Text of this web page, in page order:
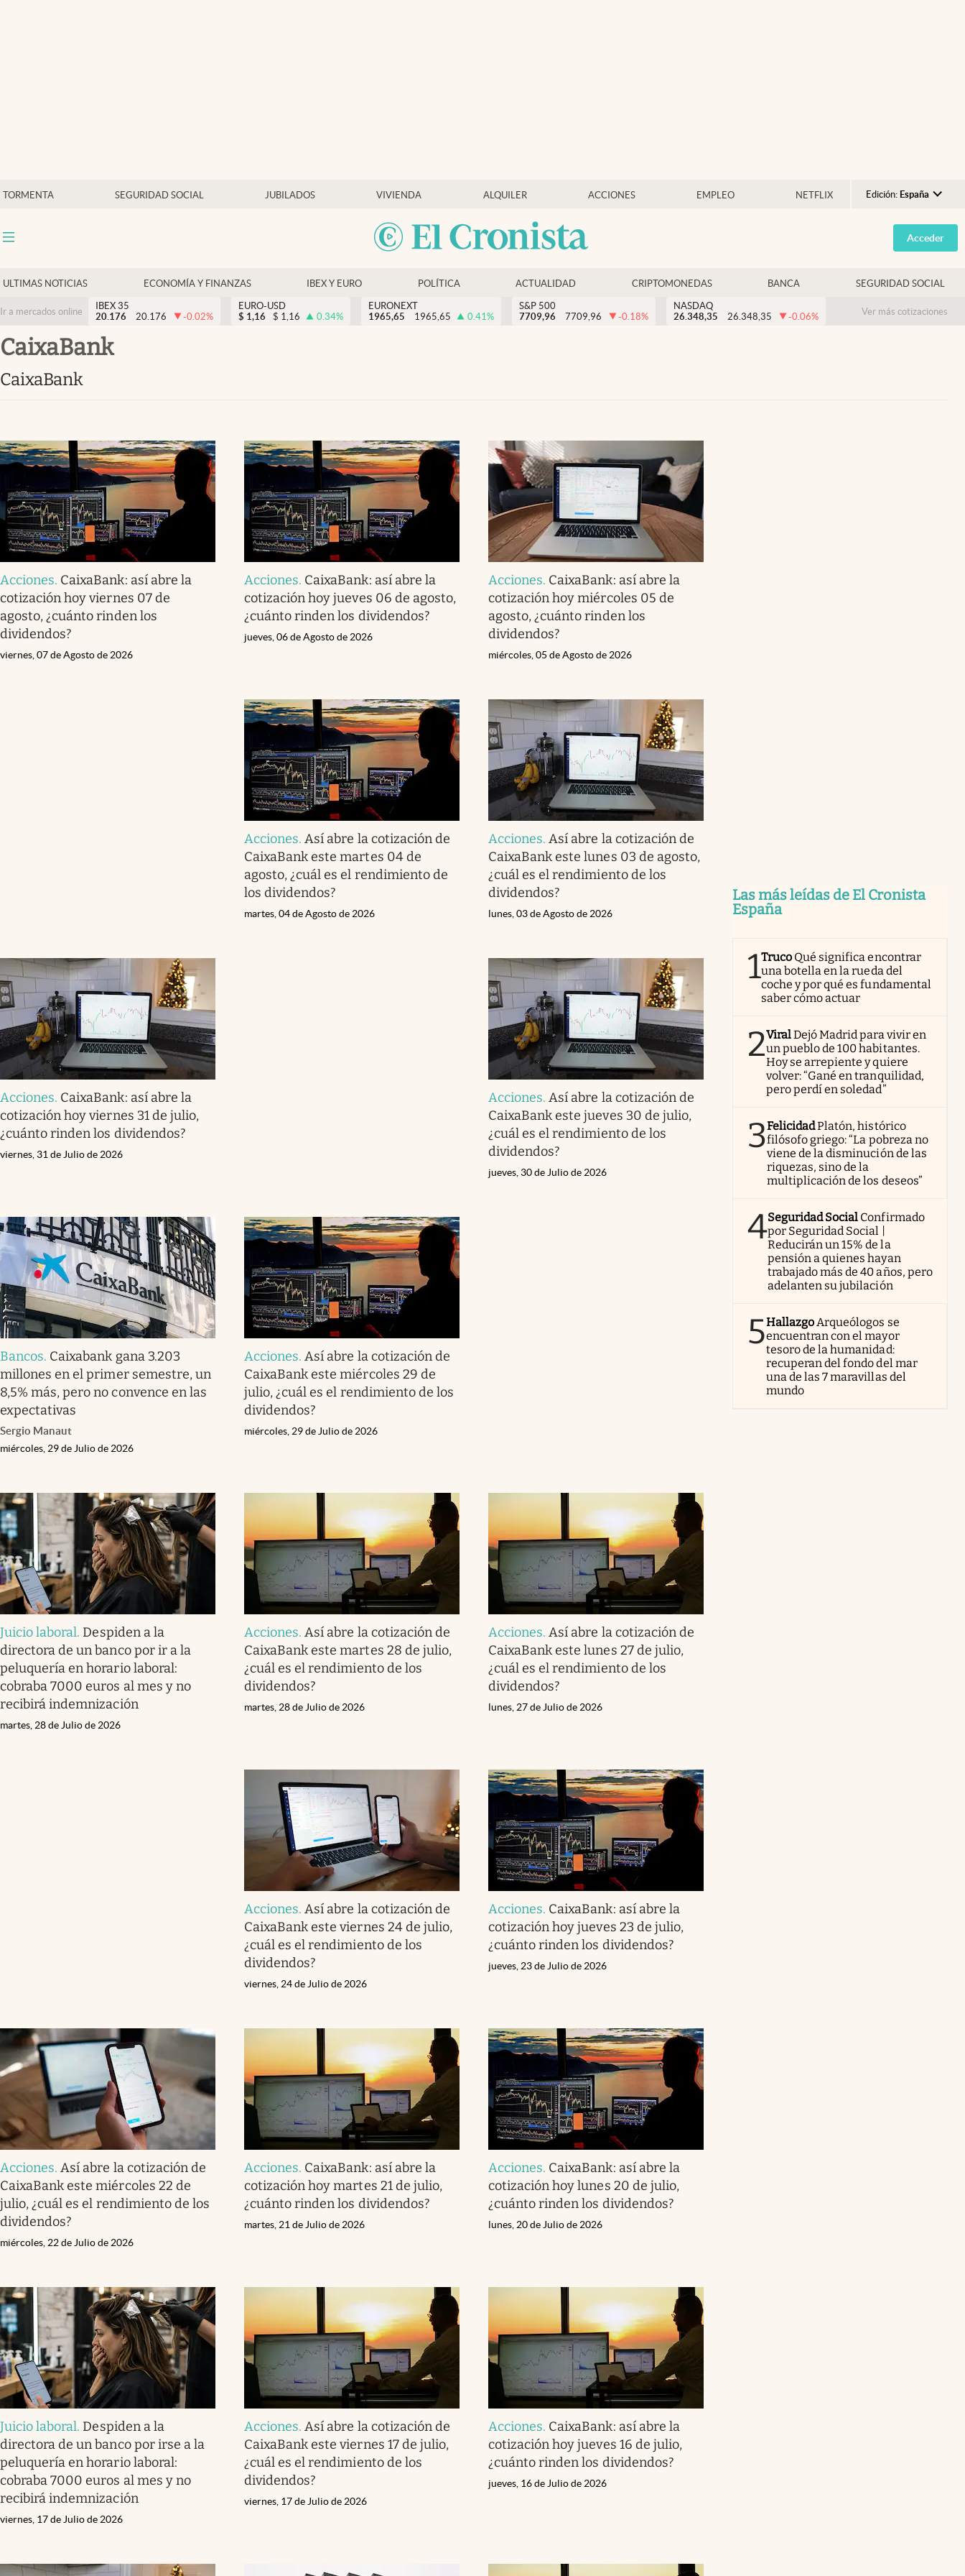
TORMENTA SEGURIDAD SOCIAL JUBILADOS VIVIENDA ALQUILER ACCIONES EMPLEO NETFLIX Edición: España
Argentina
España
USA
Colombia
Acceder
ULTIMAS NOTICIAS ECONOMÍA Y FINANZAS IBEX Y EURO POLÍTICA ACTUALIDAD CRIPTOMONEDAS BANCA SEGURIDAD SOCIAL
Ir a mercados online
IBEX 35
20.176
20.176 -0.02%
EURO-USD
$ 1,16 $ 1,16 0.34%
EURONEXT
1965,65
1965,65 0.41%
S&P 500
7709,96
7709,96 -0.18%
NASDAQ
26.348,35
26.348,35 -0.06% Ver más cotizaciones
CaixaBank
CaixaBank
Acciones. CaixaBank: así abre la
cotización hoy viernes 07 de
agosto, ¿cuánto rinden los
dividendos?
viernes, 07 de Agosto de 2026
Acciones. CaixaBank: así abre la
cotización hoy jueves 06 de agosto,
¿cuánto rinden los dividendos?
jueves, 06 de Agosto de 2026
Acciones. CaixaBank: así abre la
cotización hoy miércoles 05 de
agosto, ¿cuánto rinden los
dividendos?
miércoles, 05 de Agosto de 2026
Acciones.Así abre la cotización de
CaixaBank este martes 04 de
agosto, ¿cuál es el rendimiento de
los dividendos?
martes, 04 de Agosto de 2026
Acciones.Así abre la cotización de
CaixaBank este lunes 03 de agosto,
¿cuál es el rendimiento de los
dividendos?
lunes, 03 de Agosto de 2026
Acciones. CaixaBank: así abre la
cotización hoy viernes 31 de julio,
¿cuánto rinden los dividendos?
viernes, 31 de Julio de 2026
Acciones.Así abre la cotización de
CaixaBank este jueves 30 de julio,
¿cuál es el rendimiento de los
dividendos?
jueves, 30 de Julio de 2026
Bancos. Caixabank gana 3.203
millones en el primer semestre, un
8,5% más, pero no convence en las
expectativas
Sergio Manaut
miércoles, 29 de Julio de 2026
Acciones.Así abre la cotización de
CaixaBank este miércoles 29 de
julio, ¿cuál es el rendimiento de los
dividendos?
miércoles, 29 de Julio de 2026
Juicio laboral. Despiden a la
directora de un banco por ir a la
peluquería en horario laboral:
cobraba 7000 euros al mes y no
recibirá indemnización
martes, 28 de Julio de 2026
Acciones.Así abre la cotización de
CaixaBank este martes 28 de julio,
¿cuál es el rendimiento de los
dividendos?
martes, 28 de Julio de 2026
Acciones.Así abre la cotización de
CaixaBank este lunes 27 de julio,
¿cuál es el rendimiento de los
dividendos?
lunes, 27 de Julio de 2026
Acciones.Así abre la cotización de
CaixaBank este viernes 24 de julio,
¿cuál es el rendimiento de los
dividendos?
viernes, 24 de Julio de 2026
Acciones. CaixaBank: así abre la
cotización hoy jueves 23 de julio,
¿cuánto rinden los dividendos?
jueves, 23 de Julio de 2026
Acciones.Así abre la cotización de
CaixaBank este miércoles 22 de
julio, ¿cuál es el rendimiento de los
dividendos?
miércoles, 22 de Julio de 2026
Acciones. CaixaBank: así abre la
cotización hoy martes 21 de julio,
¿cuánto rinden los dividendos?
martes, 21 de Julio de 2026
Acciones. CaixaBank: así abre la
cotización hoy lunes 20 de julio,
¿cuánto rinden los dividendos?
lunes, 20 de Julio de 2026
Juicio laboral. Despiden a la
directora de un banco por irse a la
peluquería en horario laboral:
cobraba 7000 euros al mes y no
recibirá indemnización
viernes, 17 de Julio de 2026
Acciones.Así abre la cotización de
CaixaBank este viernes 17 de julio,
¿cuál es el rendimiento de los
dividendos?
viernes, 17 de Julio de 2026
Acciones. CaixaBank: así abre la
cotización hoy jueves 16 de julio,
¿cuánto rinden los dividendos?
jueves, 16 de Julio de 2026
Las más leídas de El Cronista
España
1Truco Qué significa encontrar
una botella en la rueda del
coche y por qué es fundamental
saber cómo actuar
2ViralDejó Madrid para vivir en
un pueblo de 100 habitantes.
Hoy se arrepiente y quiere
volver: “Gané en tranquilidad,
pero perdí en soledad”
3FelicidadPlatón, histórico
filósofo griego: “La pobreza no
viene de la disminución de las
riquezas, sino de la
multiplicación de los deseos”
4Seguridad Social Confirmado
por Seguridad Social |
Reducirán un 15% de la
pensión a quienes hayan
trabajado más de 40 años, pero
adelanten su jubilación
5Hallazgo Arqueólogos se
encuentran con el mayor
tesoro de la humanidad:
recuperan del fondo del mar
una de las 7 maravillas del
mundo